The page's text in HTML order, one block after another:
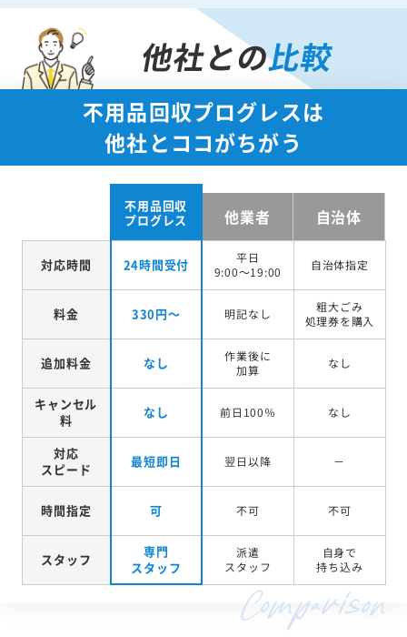
他社との比較
不用品回収プログレスは
他社とココがちがう
不用品回収
プログレス
他業者 自治体
対応時間 24時間受付
平日
9:00～19:00
自治体指定
料金 330円～ 明記なし
粗大ごみ
処理券を購入
追加料金 なし
作業後に
加算
なし
キャンセル
料
なし 前日100％ なし
対応
スピード
最短即日 翌日以降 －
時間指定 可 不可 不可
スタッフ
専門
スタッフ
派遣
スタッフ
自身で
持ち込み